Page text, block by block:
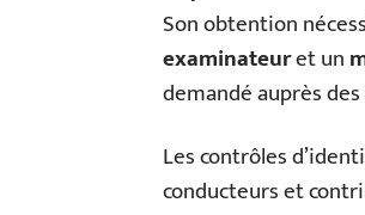
Son obtention
examinateuret un
demandé auprès
Les contrôles
conducteurs et